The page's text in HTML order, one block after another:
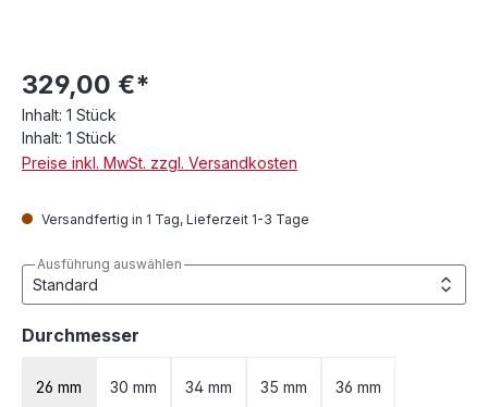
329,00 €*
Inhalt: 1 Stück
Inhalt: 1 Stück
Preise inkl. MwSt. zzgl. Versandkosten
Versandfertig in 1 Tag, Lieferzeit 1-3 Tage
Ausführung auswählen
Durchmesser
26 mm 30 mm 34 mm 35 mm 36 mm